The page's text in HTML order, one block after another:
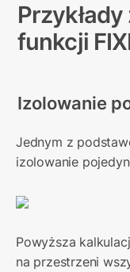
funkcji
Izolowanie
Jednym z
izolowanie
Powyższa
na przestrzeni